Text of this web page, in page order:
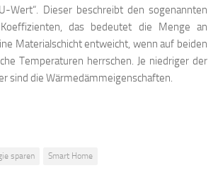
Wert“. Dieser beschreibt den sogenannten
Koeffizienten, das bedeutet die Menge an
Materialschicht entweicht, wenn auf beiden
Temperaturen herrschen. Je niedriger der
sind die Wärmedämmeigenschaften.
sparen Smart Home